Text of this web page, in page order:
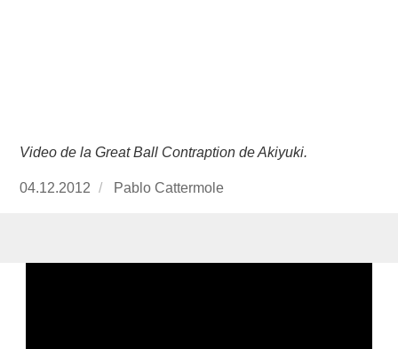
Video de la Great Ball Contraption de Akiyuki.
Publicado
04.12.2012 https://www.experimenta.es/author/
Pablo Cattermole